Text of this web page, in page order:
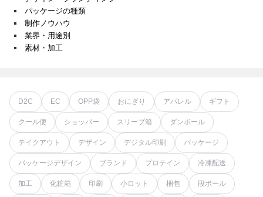
パッケージの種類
制作ノウハウ
業界・用途別
素材・加工
D2C EC OPP袋 おにぎり アパレル ギフト
クール便 ショッパー スリーブ箱 ダンボール
テイクアウト デザイン デジタル印刷 パッケージ
パッケージデザイン ブランド プロテイン 冷凍配送
加工 化粧箱 印刷 小ロット 梱包 段ボール